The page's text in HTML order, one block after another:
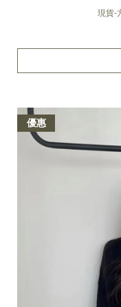
現貨-
優惠